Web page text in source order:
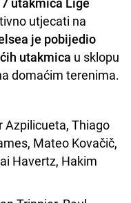
utjecati na
je pobijedio
utakmica u sklopu
domaćim terenima.
Azpilicueta, Thiago
Mateo Kovačič,
Havertz, Hakim